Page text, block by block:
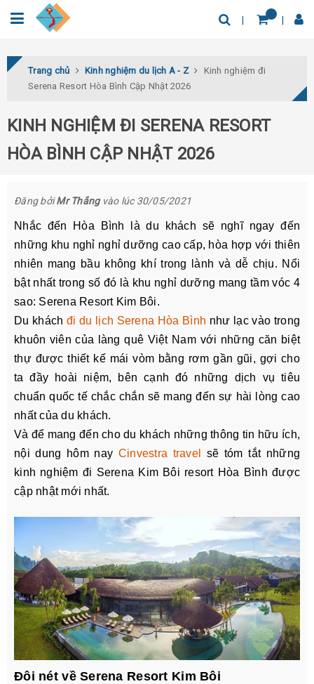
0932.04.03.78 Tìm thêm địa điểm
Trang chủ Kinh nghiệm du lịch A - Z
Kinh nghiệm đi
Serena Resort Hòa Bình Cập Nhật 2026
KINH NGHIỆM ĐI SERENA RESORT
HÒA BÌNH CẬP NHẬT 2026
Đăng bởiMr Thắngvào lúc 30/05/2021
Nhắc đến Hòa Bình là du khách sẽ nghĩ ngay đến
những khu nghỉ nghỉ dưỡng cao cấp, hòa hợp với thiên
nhiên mang bầu không khí trong lành và dễ chịu. Nổi
bật nhất trong số đó là khu nghỉ dưỡng mang tầm vóc 4
sao: Serena Resort Kim Bôi.
Du khách đi du lịch Serena Hòa Bình như lạc vào trong
khuôn viên của làng quê Việt Nam với những căn biệt
thự được thiết kế mái vòm bằng rơm gần gũi, gợi cho
ta đầy hoài niệm, bên cạnh đó những dịch vụ tiêu
chuẩn quốc tế chắc chắn sẽ mang đến sự hài lòng cao
nhất của du khách.
Và để mang đến cho du khách những thông tin hữu ích,
nội dung hôm nay Cinvestra travel
sẽ tóm tắt những
kinh nghiệm đi Serena Kim Bôi resort Hòa Bình được
cập nhật mới nhất.
Đôi nét về Serena Resort Kim Bôi